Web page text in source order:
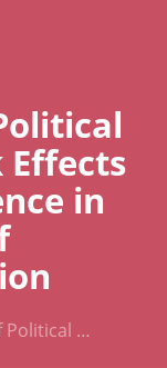
Effects
in
Political …